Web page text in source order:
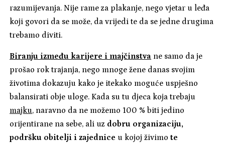
razumijevanja. Nije rame za plakanje, nego vjetar u leđa
koji govori da se može, da vrijedi te da se jedne drugima
trebamo diviti.
Biranju između karijere i majčinstva ne samo da je
prošao rok trajanja, nego mnoge žene danas svojim
životima dokazuju kako je itekako moguće uspješno
balansirati obje uloge. Kada su tu djeca koja trebaju
majku, naravno da ne možemo 100 % biti jedino
orijentirane na sebe, ali uz dobru organizaciju,
podršku obitelji i zajednice u kojoj živimo te